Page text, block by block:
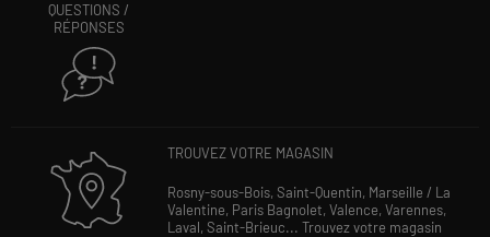
QUESTIONS /
RÉPONSES
TROUVEZ VOTRE MAGASIN
Rosny-sous-Bois, Saint-Quentin, Marseille / La
Valentine, Paris Bagnolet, Valence, Varennes,
Laval, Saint-Brieuc... Trouvez votre magasin